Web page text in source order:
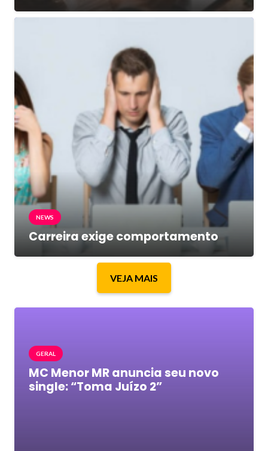
NEWS
Carreira exige comportamento
VEJA MAIS
GERAL
MC Menor MR anuncia seu novo
single: “Toma Juízo 2”